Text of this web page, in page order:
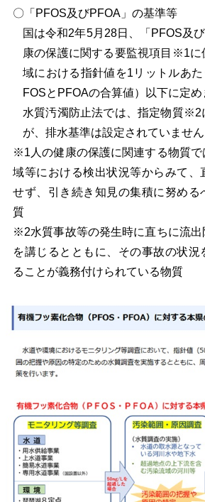
〇「PFOS及びPFOA」の基準等
国は令和2年5月28日、「PFOS及
康の保護に関する要監視項目※1に
域における指針値を1リットルあ
FOSとPFOAの合算値）以下に定め
水質汚濁防止法では、指定物質※2
が、排水基準は設定されていません
※1人の健康の保護に関連する物質で
域等における検出状況等からみて、
せず、引き続き知見の集積に努める
質
※2水質事故等の発生時に直ちに流出
を講じるとともに、その事故の状況
ることが義務付けられている物質